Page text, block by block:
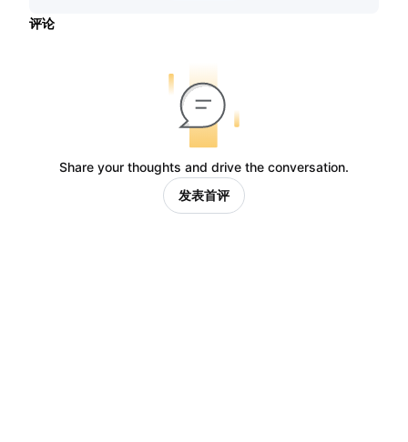
评论
Share your thoughts and drive the conversation.
发表首评